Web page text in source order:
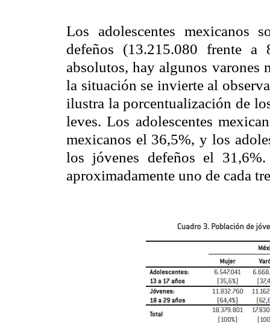
Los adolescentes mexicanos
defeños (13.215.080 frente a
absolutos, hay algunos varones
la situación se invierte al
ilustra la porcentualización de
leves. Los adolescentes
mexicanos el 36,5%, y los
los jóvenes defeños el
aproximadamente uno de cada